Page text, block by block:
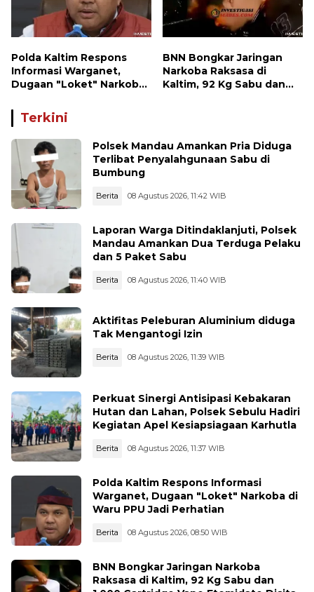
Polda Kaltim Respons
Informasi Warganet,
Dugaan "Loket" Narkoba
Perhatian
BNN Bongkar Jaringan
Narkoba Raksasa di
Kaltim, 92 Kg Sabu dan
Terkini
Polsek Mandau Amankan Pria Diduga
Terlibat Penyalahgunaan Sabu di
Bumbung
Berita 08 Agustus 2026, 11:42 WIB
Laporan Warga Ditindaklanjuti, Polsek
Mandau Amankan Dua Terduga Pelaku
dan 5 Paket Sabu
Berita 08 Agustus 2026, 11:40 WIB
Aktifitas Peleburan Aluminium diduga
Tak Mengantogi Izin
Berita 08 Agustus 2026, 11:39 WIB
Perkuat Sinergi Antisipasi Kebakaran
Hutan dan Lahan, Polsek Sebulu Hadiri
Kegiatan Apel Kesiapsiagaan Karhutla
Berita 08 Agustus 2026, 11:37 WIB
Polda Kaltim Respons Informasi
Warganet, Dugaan "Loket" Narkoba di
Waru PPU Jadi Perhatian
Berita 08 Agustus 2026, 08:50 WIB
BNN Bongkar Jaringan Narkoba
Raksasa di Kaltim, 92 Kg Sabu dan